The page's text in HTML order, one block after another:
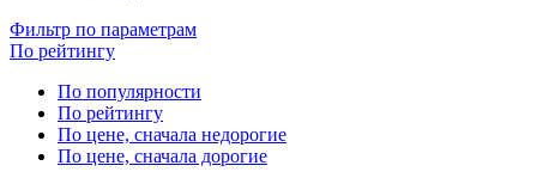
Фильтр по параметрам
По рейтингу
По популярности
По рейтингу
По цене, сначала недорогие
По цене, сначала дорогие